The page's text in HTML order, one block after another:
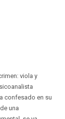
viola y
confesado en su
una